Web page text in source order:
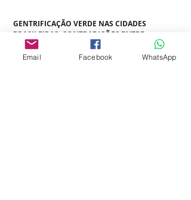
GENTRIFICAÇÃO VERDE NAS CIDADES
BRASILEIRAS: CONTRADIÇÕES ENTRE
SUSTENTABILIDADE URBANA E JUSTIÇA
SOCIOESPACIAL
Email Facebook WhatsApp